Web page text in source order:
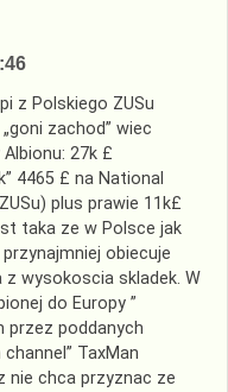
z Polskiego ZUSu
zachod” wiec
27k £
4465 £ na National
plus prawie 11k£
taka ze w Polsce jak
obiecuje
wysokoscia skladek. W
do Europy ”
przez poddanych
channel” TaxMan
nie chca przyznac ze